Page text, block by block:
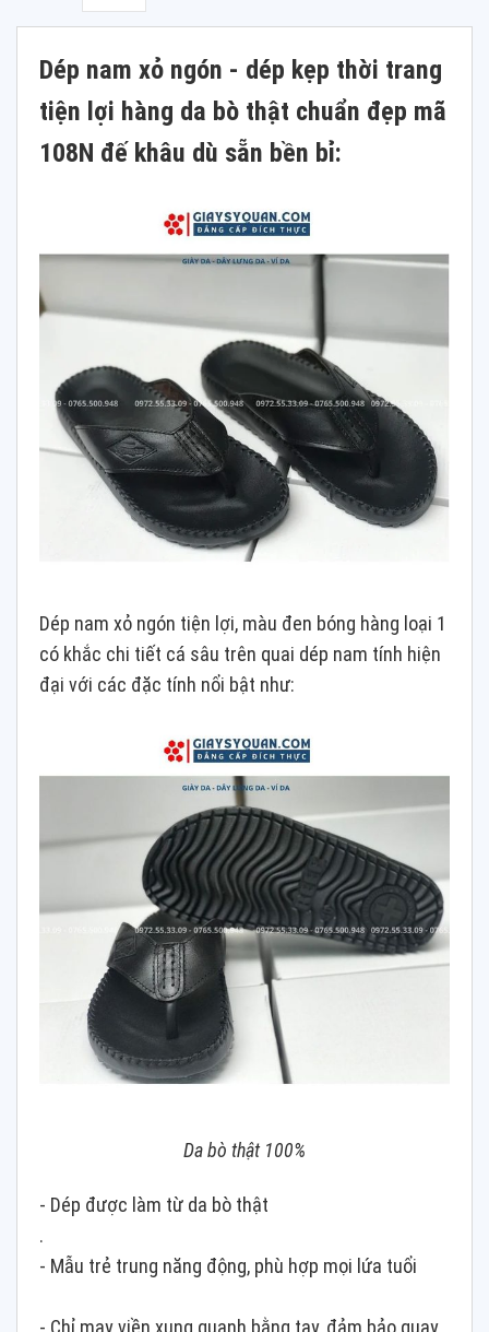
Dép nam xỏ ngón - dép kẹp thời trang
tiện lợi hàng da bò thật chuẩn đẹp mã
108N đế khâu dù sẵn bền bỉ:
Dép nam xỏ ngón tiện lợi, màu đen bóng hàng loại 1
có khắc chi tiết cá sâu trên quai dép nam tính hiện
đại với các đặc tính nổi bật như:
Da bò thật 100%
- Dép được làm từ da bò thật
.
- Mẫu trẻ trung năng động, phù hợp mọi lứa tuổi